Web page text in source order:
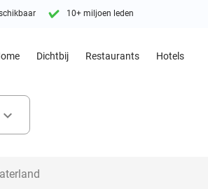
10+ miljoen leden
Dichtbij Restaurants Hotels
keyboard_arrow_down